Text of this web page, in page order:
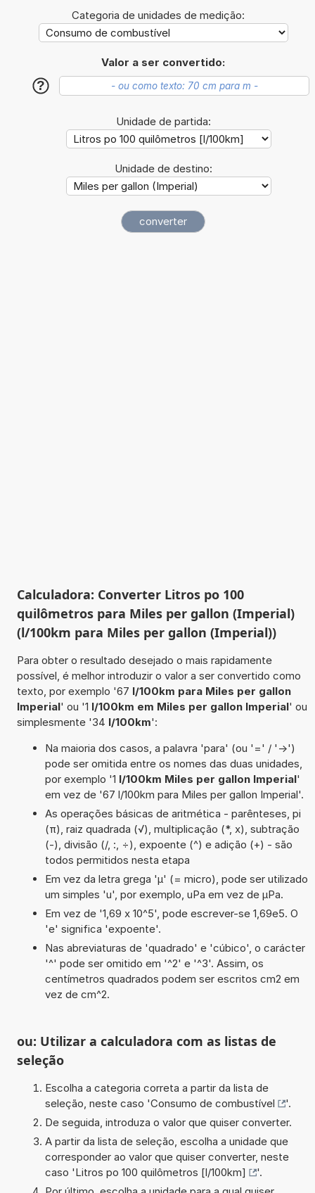
Categoria de unidades de medição:
Valor a ser convertido:
?
Unidade de partida:
Unidade de destino:
Calculadora: Converter Litros po 100
quilômetros para Miles per gallon (Imperial)
(l/100km para Miles per gallon (Imperial))
Para obter o resultado desejado o mais rapidamente
possível, é melhor introduzir o valor a ser convertido como
texto, por exemplo '67 l/100km para Miles per gallon
Imperial' ou '1 l/100km em Miles per gallon Imperial' ou
simplesmente '34 l/100km':
Na maioria dos casos, a palavra 'para' (ou '=' / '->')
pode ser omitida entre os nomes das duas unidades,
por exemplo '1 l/100km Miles per gallon Imperial'
em vez de '67 l/100km para Miles per gallon Imperial'.
As operações básicas de aritmética - parênteses, pi
(π), raiz quadrada (√), multiplicação (*, x), subtração
(-), divisão (/, :, ÷), expoente (^) e adição (+) - são
todos permitidos nesta etapa
Em vez da letra grega 'µ' (= micro), pode ser utilizado
um simples 'u', por exemplo, uPa em vez de µPa.
Em vez de '1,69 x 10^5', pode escrever-se 1,69e5. O
'e' significa 'expoente'.
Nas abreviaturas de 'quadrado' e 'cúbico', o carácter
'^' pode ser omitido em '^2' e '^3'. Assim, os
centímetros quadrados podem ser escritos cm2 em
vez de cm^2.
ou: Utilizar a calculadora com as listas de
seleção
Escolha a categoria correta a partir da lista de
seleção, neste caso 'Consumo de combustível
'.
De seguida, introduza o valor que quiser converter.
A partir da lista de seleção, escolha a unidade que
corresponder ao valor que quiser converter, neste
caso 'Litros po 100 quilômetros [l/100km]
'.